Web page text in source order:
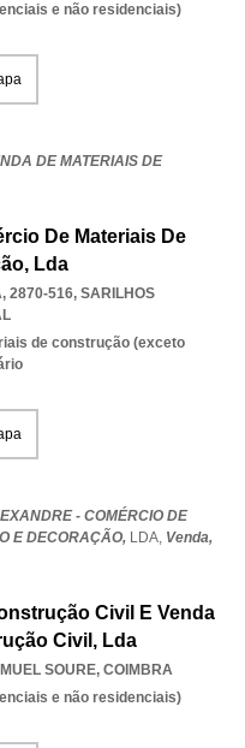
e não residenciais)
DE MATERIAIS DE
De Materiais De
Lda
2870-516, SARILHOS
de construção (exceto
- COMÉRCIO DE
E DECORAÇÃO, LDA, Venda,
Civil E Venda
Civil, Lda
SOURE, COIMBRA
e não residenciais)